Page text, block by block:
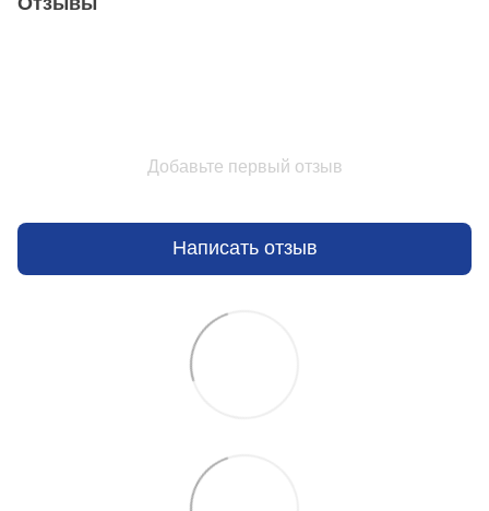
Добавьте первый отзыв
Написать отзыв